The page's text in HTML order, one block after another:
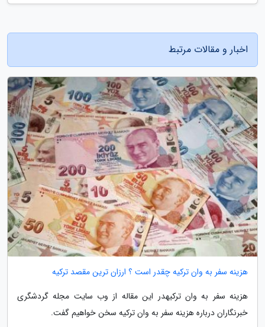
اخبار و مقالات مرتبط
هزینه سفر به وان ترکیه چقدر است ؟ ارزان ترین مقصد ترکیه
هزینه سفر به وان ترکیهدر این مقاله از وب سایت مجله گردشگری
خبرنگاران درباره هزینه سفر به وان ترکیه سخن خواهیم گفت.